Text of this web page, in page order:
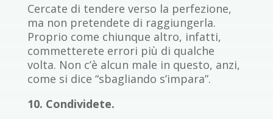
Cercate di tendere verso la perfezione,
ma non pretendete di raggiungerla.
Proprio come chiunque altro, infatti,
commetterete errori più di qualche
volta. Non c’è alcun male in questo, anzi,
come si dice “sbagliando s’impara”.
10. Condividete.